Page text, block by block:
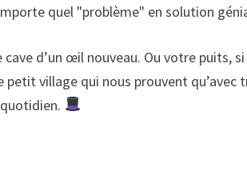
quel "problème" en solution
d’un œil nouveau. Ou votre puits, si
petit village qui nous prouvent qu’avec